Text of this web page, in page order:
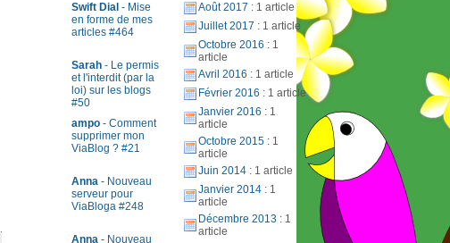
Swift Dial - Mise
en forme de mes
articles #464
Sarah - Le permis
et l'interdit (par la
loi) sur les blogs
#50
ampo - Comment
supprimer mon
ViaBlog ? #21
Anna - Nouveau
serveur pour
ViaBloga #248
Anna - Nouveau
Août 2017 : 1 article
Juillet 2017 : 1 article
Octobre 2016 : 1
article
Avril 2016 : 1 article
Février 2016 : 1 article
Janvier 2016 : 1
article
Octobre 2015 : 1
article
Juin 2014 : 1 article
Janvier 2014 : 1
article
Décembre 2013 : 1
article